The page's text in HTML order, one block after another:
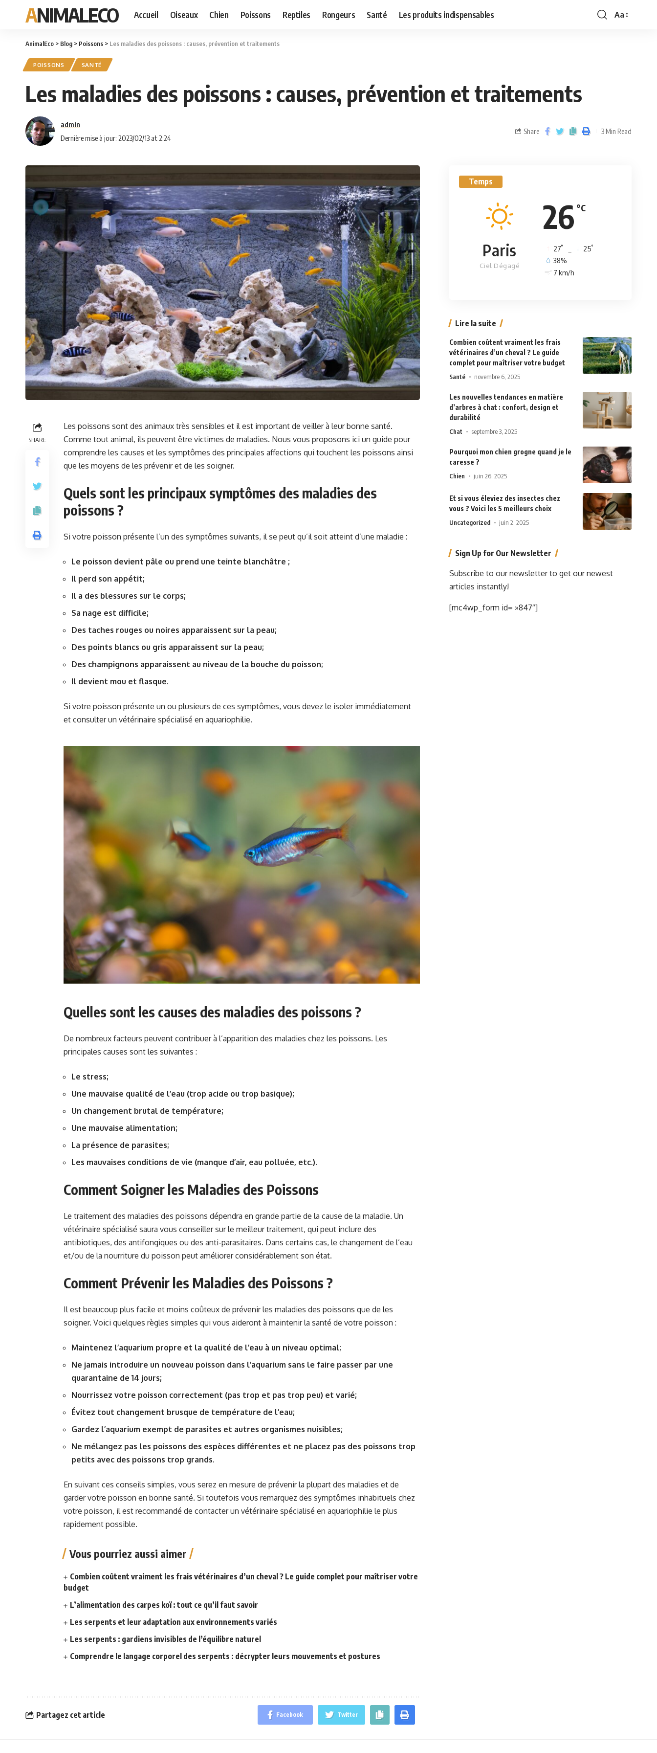
ANIMALECO Accueil Oiseaux Chien Poissons Reptiles Rongeurs Santé Les produits indispensables Aa
AnimalEco > Blog > Poissons > Les maladies des poissons : causes, prévention et traitements
POISSONS SANTÉ
Les maladies des poissons : causes, prévention et traitements
admin
Dernière mise à jour: 2023/02/13 at 2:24
Share 3 Min Read
SHARE
Les poissons sont des animaux très sensibles et il est important de veiller à leur bonne santé.
Comme tout animal, ils peuvent être victimes de maladies. Nous vous proposons ici un guide pour
comprendre les causes et les symptômes des principales affections qui touchent les poissons ainsi
que les moyens de les prévenir et de les soigner.
Quels sont les principaux symptômes des maladies des
poissons ?
Si votre poisson présente l’un des symptômes suivants, il se peut qu’il soit atteint d’une maladie :
Le poisson devient pâle ou prend une teinte blanchâtre ;
Il perd son appétit;
Il a des blessures sur le corps;
Sa nage est difficile;
Des taches rouges ou noires apparaissent sur la peau;
Des points blancs ou gris apparaissent sur la peau;
Des champignons apparaissent au niveau de la bouche du poisson;
Il devient mou et flasque.
Si votre poisson présente un ou plusieurs de ces symptômes, vous devez le isoler immédiatement
et consulter un vétérinaire spécialisé en aquariophilie.
Quelles sont les causes des maladies des poissons ?
De nombreux facteurs peuvent contribuer à l’apparition des maladies chez les poissons. Les
principales causes sont les suivantes :
Le stress;
Une mauvaise qualité de l’eau (trop acide ou trop basique);
Un changement brutal de température;
Une mauvaise alimentation;
La présence de parasites;
Les mauvaises conditions de vie (manque d’air, eau polluée, etc.).
Comment Soigner les Maladies des Poissons
Le traitement des maladies des poissons dépendra en grande partie de la cause de la maladie. Un
vétérinaire spécialisé saura vous conseiller sur le meilleur traitement, qui peut inclure des
antibiotiques, des antifongiques ou des anti-parasitaires. Dans certains cas, le changement de l’eau
et/ou de la nourriture du poisson peut améliorer considérablement son état.
Comment Prévenir les Maladies des Poissons ?
Il est beaucoup plus facile et moins coûteux de prévenir les maladies des poissons que de les
soigner. Voici quelques règles simples qui vous aideront à maintenir la santé de votre poisson :
Maintenez l’aquarium propre et la qualité de l’eau à un niveau optimal;
Ne jamais introduire un nouveau poisson dans l’aquarium sans le faire passer par une
quarantaine de 14 jours;
Nourrissez votre poisson correctement (pas trop et pas trop peu) et varié;
Évitez tout changement brusque de température de l’eau;
Gardez l’aquarium exempt de parasites et autres organismes nuisibles;
Ne mélangez pas les poissons des espèces différentes et ne placez pas des poissons trop
petits avec des poissons trop grands.
En suivant ces conseils simples, vous serez en mesure de prévenir la plupart des maladies et de
garder votre poisson en bonne santé. Si toutefois vous remarquez des symptômes inhabituels chez
votre poisson, il est recommandé de contacter un vétérinaire spécialisé en aquariophilie le plus
rapidement possible.
Vous pourriez aussi aimer
Combien coûtent vraiment les frais vétérinaires d’un cheval ? Le guide complet pour maîtriser votre
budget
L’alimentation des carpes koï : tout ce qu’il faut savoir
Les serpents et leur adaptation aux environnements variés
Les serpents : gardiens invisibles de l’équilibre naturel
Comprendre le langage corporel des serpents : décrypter leurs mouvements et postures
Partagez cet article Facebook Twitter
Temps
26 °C
Paris
Ciel Dégagé
27° 25°
38%
7 km/h
Lire la suite
Combien coûtent vraiment les frais
vétérinaires d’un cheval ? Le guide
complet pour maîtriser votre budget
Santé novembre 6, 2025
Les nouvelles tendances en matière
d’arbres à chat : confort, design et
durabilité
Chat septembre 3, 2025
Pourquoi mon chien grogne quand je le
caresse ?
Chien juin 26, 2025
Et si vous éleviez des insectes chez
vous ? Voici les 5 meilleurs choix
Uncategorized juin 2, 2025
Sign Up for Our Newsletter
Subscribe to our newsletter to get our newest
articles instantly!
[mc4wp_form id= »847″]